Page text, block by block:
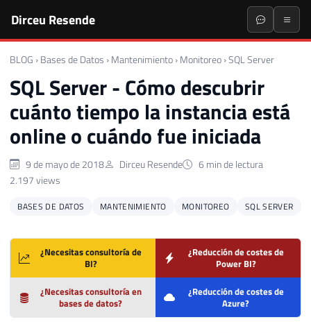
Dirceu Resende
BLOG › Bases de Datos › Mantenimiento › Monitoreo ›SQL Server
SQL Server - Cómo descubrir
cuánto tiempo la instancia está
online o cuándo fue iniciada
9 de mayo de 2018 Dirceu Resende
6 min de lectura
2.197 views
BASES DE DATOS MANTENIMIENTO MONITOREO SQL SERVER
¿Necesitas consultoría de
BI?
¿Reducción de costes de
Power BI?
¿Necesitas consultoría en
bases de datos?
¿Reducción de costes de
Azure?